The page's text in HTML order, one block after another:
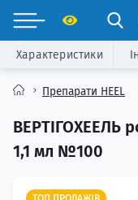
Препарати HEEL
ВЕРТІГОХЕЕЛЬ
1,1 мл №100
Характеристики